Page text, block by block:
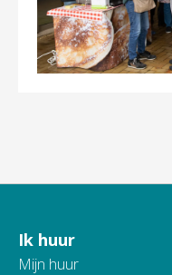
Ik huur
Mijn huur